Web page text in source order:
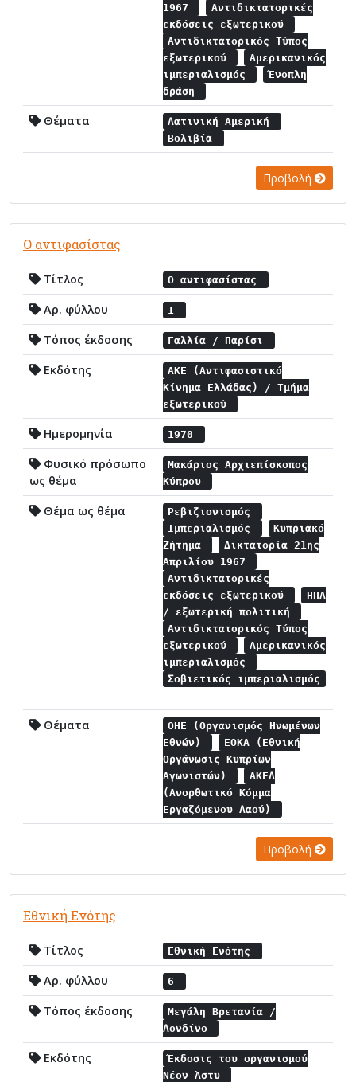
1967
Αντιδικτατορικές
εκδόσεις εξωτερικού
Αντιδικτατορικός Τύπος
εξωτερικού
Αμερικανικός
ιμπεριαλισμός
Ένοπλη
δράση
Θέματα
Λατινική Αμερική
Βολιβία
Προβολή
Ο αντιφασίστας
Τίτλος Ο αντιφασίστας
Αρ. φύλλου 1
Τόπος έκδοσης Γαλλία / Παρίσι
Εκδότης
ΑΚΕ (Αντιφασιστικό
Κίνημα Ελλάδας) / Τμήμα
εξωτερικού
Ημερομηνία 1970
Φυσικό πρόσωπο
ως θέμα
Μακάριος Αρχιεπίσκοπος
Κύπρου
Θέμα ως θέμα
Ρεβιζιονισμός
Ιμπεριαλισμός
Κυπριακό
Ζήτημα
Δικτατορία 21ης
Απριλίου 1967
Αντιδικτατορικές
εκδόσεις εξωτερικού
ΗΠΑ
/ εξωτερική πολιτική
Αντιδικτατορικός Τύπος
εξωτερικού
Αμερικανικός
ιμπεριαλισμός
Σοβιετικός ιμπεριαλισμός
Θέματα
ΟΗΕ (Οργανισμός Ηνωμένων
Εθνών)
ΕΟΚΑ (Εθνική
Οργάνωσις Κυπρίων
Αγωνιστών)
ΑΚΕΛ
(Ανορθωτικό Κόμμα
Εργαζόμενου Λαού)
Προβολή
Εθνική Ενότης
Τίτλος Εθνική Ενότης
Αρ. φύλλου 6
Τόπος έκδοσης
Μεγάλη Βρετανία /
Λονδίνο
Εκδότης
Έκδοσις του οργανισμού
Νέον Άστυ